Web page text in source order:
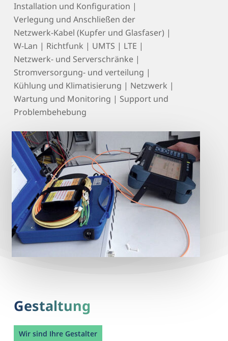
Installation und Konfiguration |
Verlegung und Anschließen der
Netzwerk-Kabel (Kupfer und Glasfaser) |
W-Lan | Richtfunk | UMTS | LTE |
Netzwerk- und Serverschränke |
Stromversorgung- und verteilung |
Kühlung und Klimatisierung | Netzwerk |
Wartung und Monitoring | Support und
Problembehebung
Gestaltung
Wir sind Ihre Gestalter